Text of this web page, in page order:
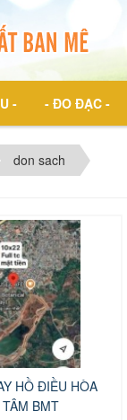
- - ĐO ĐẠC -
don sach
HỒ ĐIỀU HÒA
BMT